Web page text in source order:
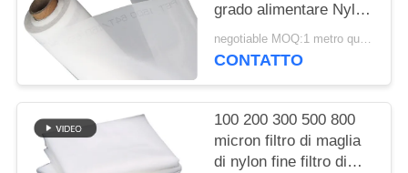
grado alimentare Nylon
Filter Mesh Stoffa
tessuta
negotiable MOQ:1 metro quadrato
CONTATTO
100 200 300 500 800
micron filtro di maglia
di nylon fine filtro di